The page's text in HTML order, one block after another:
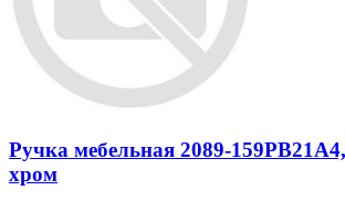
Ручка мебельная 2089-
хром